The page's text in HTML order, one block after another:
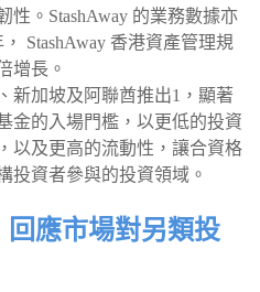
性。StashAway 的業務數據亦
StashAway 香港資產管理規
增長。
新加坡及阿聯酋推出1，顯著
金的入場門檻，以更低的投資
以及更高的流動性，讓合資格
投資者參與的投資領域。
應市場對另類投